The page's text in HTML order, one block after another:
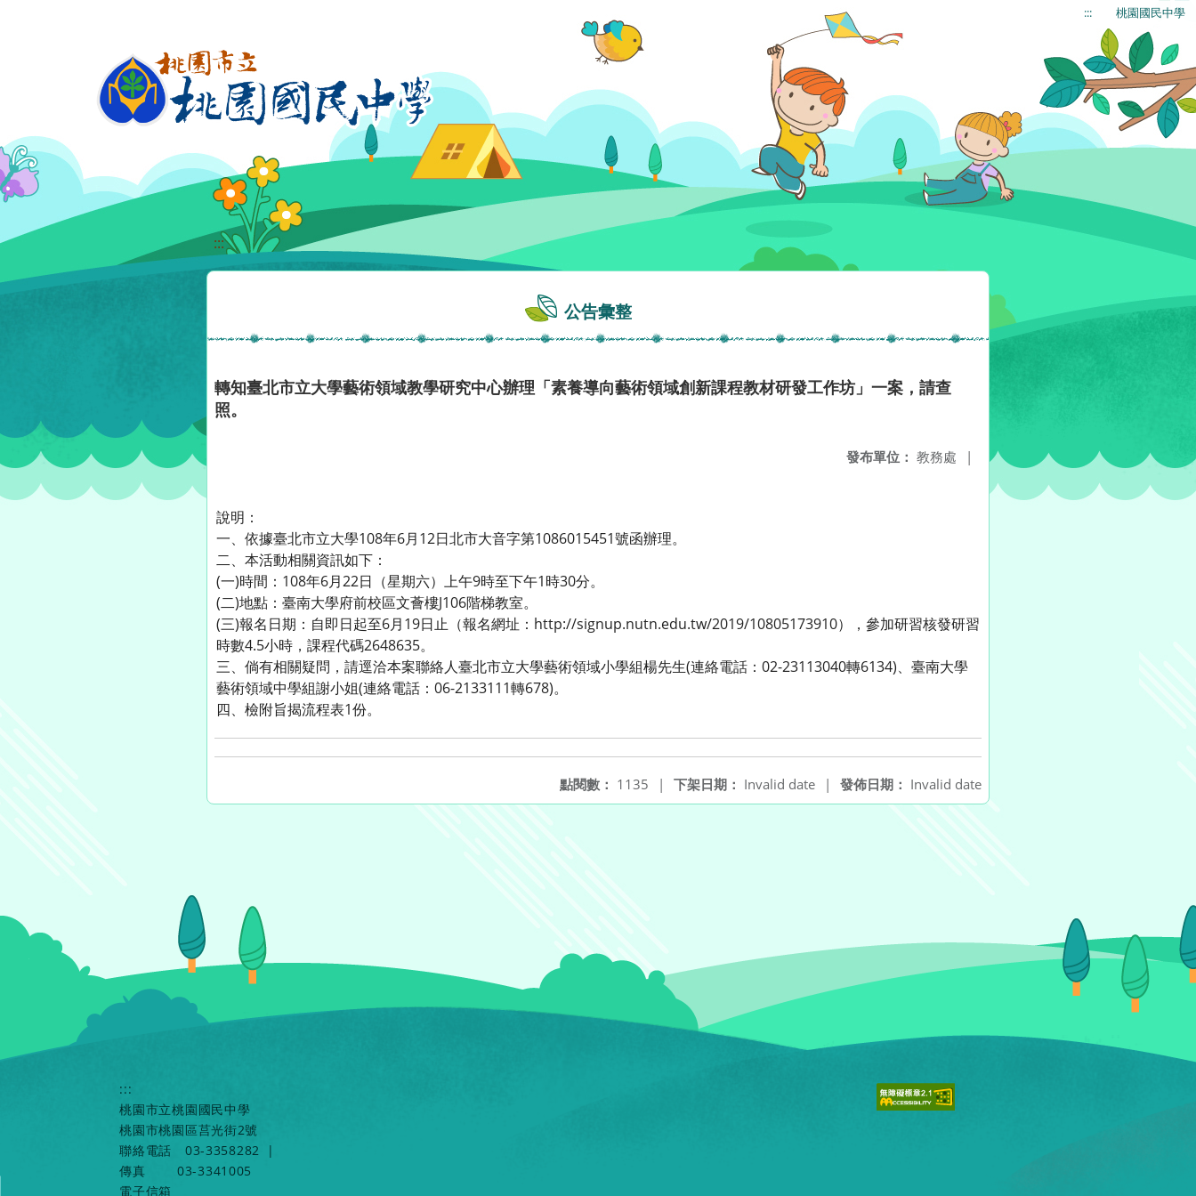
::: 桃園國民中學
:::
公告彙整
轉知臺北市立大學藝術領域教學研究中心辦理「素養導向藝術領域創新課程教材研發工作坊」一案，請查
照。
發布單位： 教務處 |
說明：
一、依據臺北市立大學108年6月12日北市大音字第1086015451號函辦理。
二、本活動相關資訊如下：
(一)時間：108年6月22日（星期六）上午9時至下午1時30分。
(二)地點：臺南大學府前校區文薈樓J106階梯教室。
(三)報名日期：自即日起至6月19日止（報名網址：http://signup.nutn.edu.tw/2019/10805173910），參加研習核發研習
時數4.5小時，課程代碼2648635。
三、倘有相關疑問，請逕洽本案聯絡人臺北市立大學藝術領域小學組楊先生(連絡電話：02-23113040轉6134)、臺南大學
藝術領域中學組謝小姐(連絡電話：06-2133111轉678)。
四、檢附旨揭流程表1份。
發佈日期： Invalid date
下架日期： Invalid date |
點閱數： 1135 |
:::
桃園市立桃園國民中學
桃園市桃園區莒光街2號
聯絡電話
03-3358282
|
傳真
03-3341005
電子信箱